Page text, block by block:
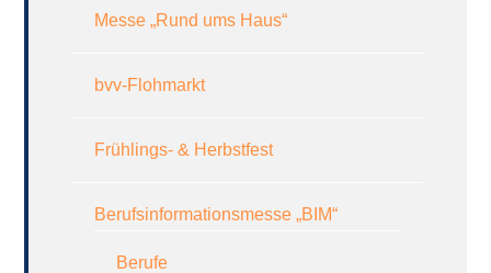
Messe „Rund ums Haus“
bvv-Flohmarkt
Frühlings- & Herbstfest
Berufsinformationsmesse „BIM“
Berufe